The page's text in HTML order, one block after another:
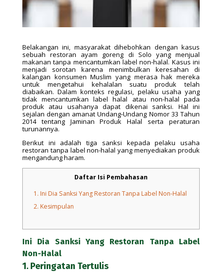
Belakangan ini, masyarakat dihebohkan dengan kasus
sebuah restoran ayam goreng di Solo yang menjual
makanan tanpa mencantumkan label non-halal. Kasus ini
menjadi sorotan karena menimbulkan keresahan di
kalangan konsumen Muslim yang merasa hak mereka
untuk mengetahui kehalalan suatu produk telah
diabaikan. Dalam konteks regulasi, pelaku usaha yang
tidak mencantumkan label halal atau non-halal pada
produk atau usahanya dapat dikenai sanksi. Hal ini
sejalan dengan amanat Undang-Undang Nomor 33 Tahun
2014 tentang Jaminan Produk Halal serta peraturan
turunannya.
Berikut ini adalah tiga sanksi kepada pelaku usaha
restoran tanpa label non-halal yang menyediakan produk
mengandung haram.
Daftar Isi Pembahasan
1. Ini Dia Sanksi Yang Restoran Tanpa Label Non-Halal
2. Kesimpulan
Ini Dia Sanksi Yang Restoran Tanpa Label
Non-Halal
1. Peringatan Tertulis